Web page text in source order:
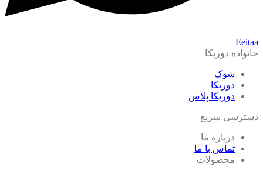
Eeitaa
خانواده دوریکا
شوک
دوریکا
دوریکا پلاس
دسترسی سریع
درباره ما
تماس با ما
محصولات